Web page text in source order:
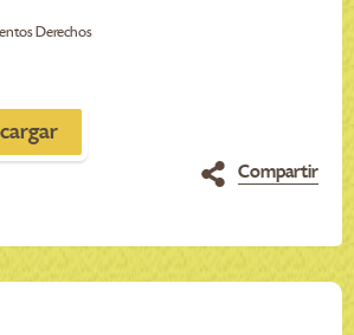
Derechos
Compartir